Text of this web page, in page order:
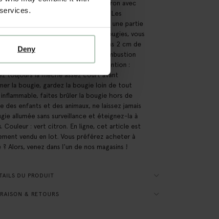
Deny
4 bougies pour chandelier vert citron avec
tenue pour un aspect rustique. Les
droites mesurent 3,2x30 cm avec une partie
de 2 cm de largeur. Pour ces bougies, vous
donc besoin d'un bougeoir d'au moins 2 cm de
Les bougies ont une durée de combustion
24 heures et sont teintées. Attention :
toujours la mèche assez court avant
la bougie, gardez la bougie loin de tout
faites brûler la bougie hors de
des enfants et des animaux, ne laissez jamais
allumée sans surveillance et éteignez-la à
Couleur : vert citron. En ligne, cet article est
vendu en lot. Vous préférez acheter à
? Alors, venez dans l'un de nos magasins !
DU PRODUIT
& RETOURS